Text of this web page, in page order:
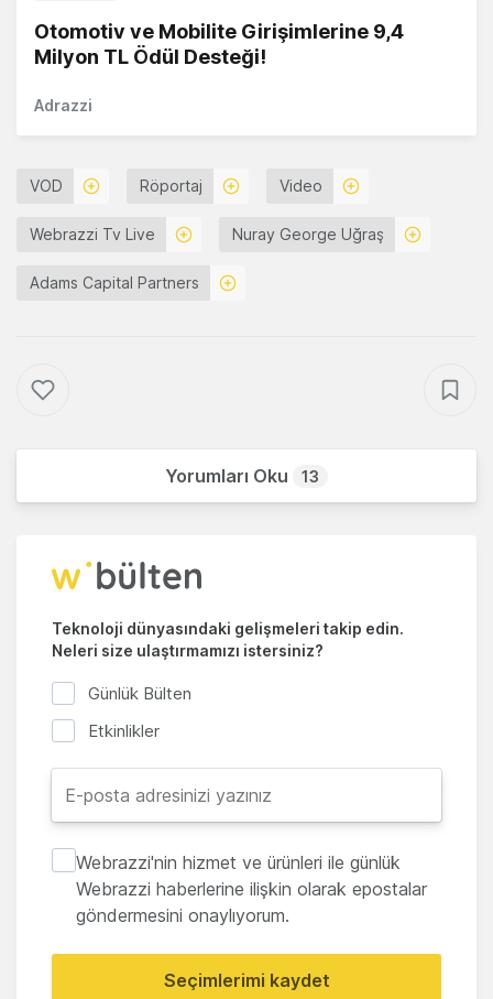
Otomotiv ve Mobilite Girişimlerine 9,4
Milyon TL Ödül Desteği!
Adrazzi
VOD Röportaj Video
Webrazzi Tv Live Nuray George Uğraş
Adams Capital Partners
Yorumları Oku 13
Teknoloji dünyasındaki gelişmeleri takip edin.
Neleri size ulaştırmamızı istersiniz?
Günlük Bülten
Etkinlikler
Webrazzi'nin hizmet ve ürünleri ile günlük
Webrazzi haberlerine ilişkin olarak epostalar
göndermesini onaylıyorum.
Seçimlerimi kaydet